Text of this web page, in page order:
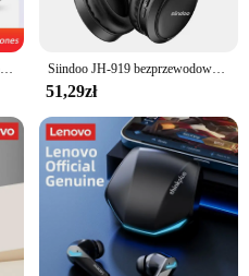
100% oryginalny Lenovo LP5 bezprzewodowe słuchawki Bluetooth HiFi muzyka słuchawki z mikrofonem sport wodoodporny zestaw słuchawkowy 2021New Siindoo JH-919 bezprzewodowe słuchawki Bluetooth składane słuchawki Stereo Super Bass redukcja szumów Mic dla Iphone Laptop PC TV
51,29zł